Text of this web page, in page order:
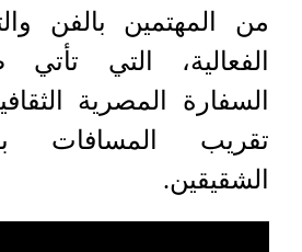
من المهتمين بالفن
الفعالية، التي
السفارة المصرية
تقريب المسافات
الشقيقين.